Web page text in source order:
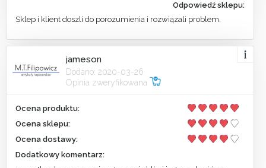
Odpowiedź sklepu:
Sklep i klient doszli do porozumienia i rozwiązali problem.
jameson
Dodano: 2020-03-26
Opinia zweryfikowana
Ocena produktu:
Ocena sklepu:
Ocena dostawy:
Dodatkowy komentarz: